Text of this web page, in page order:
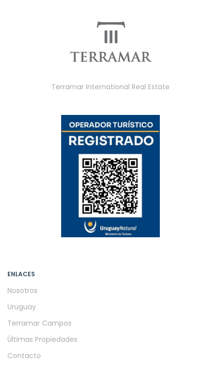
Terramar International Real Estate
ENLACES
Nosotros
Uruguay
Terramar Campos
Últimas Propiedades
Contacto